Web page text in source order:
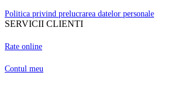
Politica privind prelucrarea datelor personale
SERVICII CLIENTI
Rate online
Contul meu